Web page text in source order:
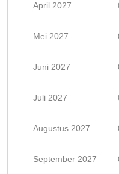
April 2027
Mei 2027
Juni 2027
Juli 2027
Augustus 2027
September 2027